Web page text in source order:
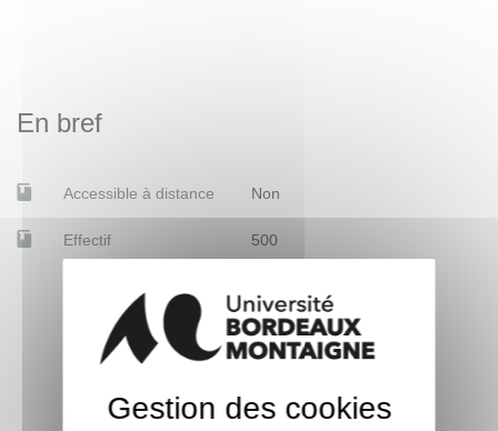
En bref
Accessible à distance Non
Effectif 500
Gestion des cookies